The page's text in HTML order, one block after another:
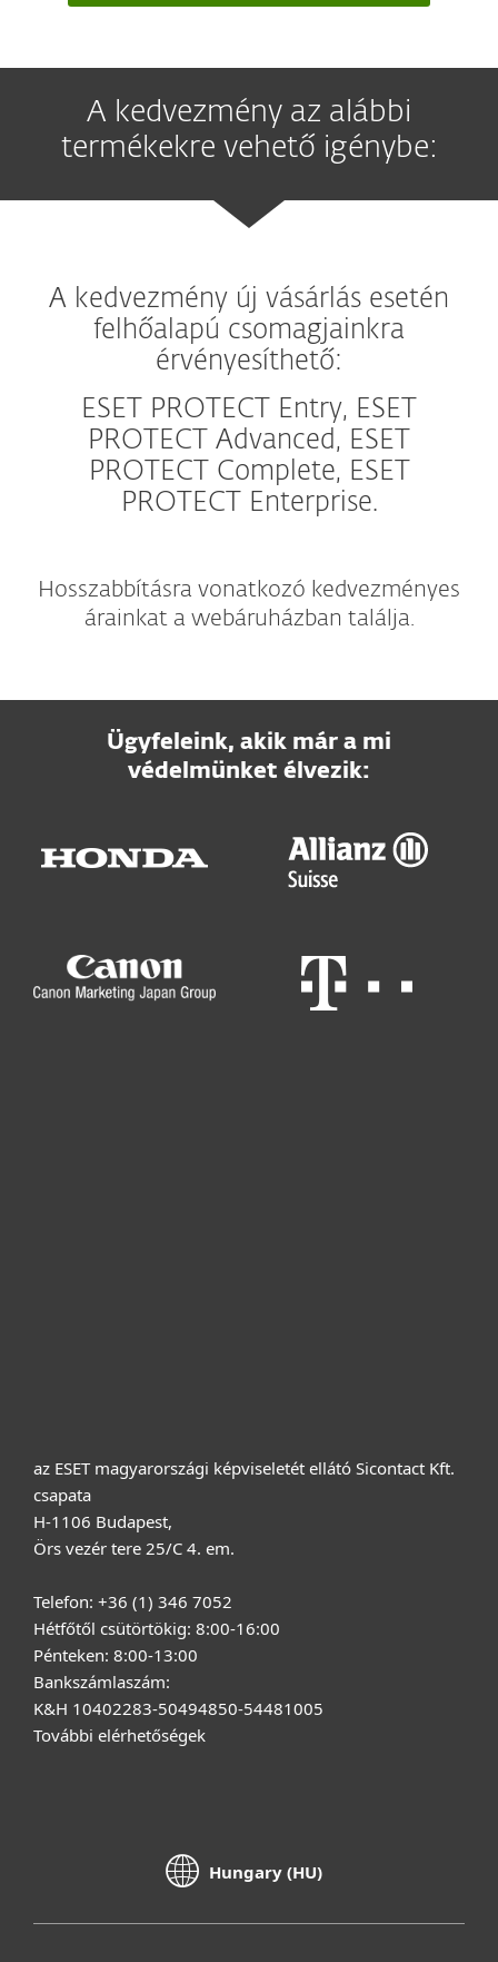
A kedvezmény az alábbi
termékekre vehető igénybe:
A kedvezmény új vásárlás esetén
felhőalapú csomagjainkra
érvényesíthető:
ESET PROTECT Entry, ESET
PROTECT Advanced, ESET
PROTECT Complete, ESET
PROTECT Enterprise.
Hosszabbításra vonatkozó kedvezményes
árainkat a webáruházban találja.
Ügyfeleink, akik már a mi
védelmünket élvezik:
az ESET magyarországi képviseletét ellátó Sicontact Kft.
csapata
H-1106 Budapest,
Örs vezér tere 25/C 4. em.
Telefon: +36 (1) 346 7052
Hétfőtől csütörtökig: 8:00-16:00
Pénteken: 8:00-13:00
Bankszámlaszám:
K&H 10402283-50494850-54481005
További elérhetőségek
Hungary (HU)